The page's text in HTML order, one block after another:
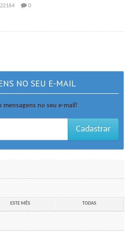
22164 0
NO SEU E-MAIL
mensagens no seu e-mail!
Cadastrar
ESTE MÊS TODAS